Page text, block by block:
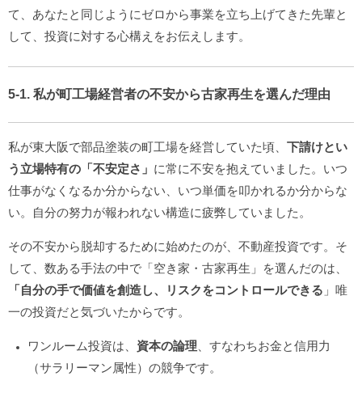
て、あなたと同じようにゼロから事業を立ち上げてきた先輩と
して、投資に対する心構えをお伝えします。
5-1. 私が町工場経営者の不安から古家再生を選んだ理由
私が東大阪で部品塗装の町工場を経営していた頃、 下請けとい
う立場特有の「不安定さ」 に常に不安を抱えていました。いつ
仕事がなくなるか分からない、いつ単価を叩かれるか分からな
い。自分の努力が報われない構造に疲弊していました。
その不安から脱却するために始めたのが、不動産投資です。そ
して、数ある手法の中で「空き家・古家再生」を選んだのは、
「自分の手で価値を創造し、リスクをコントロールできる 」唯
一の投資だと気づいたからです。
ワンルーム投資は、 資本の論理 、すなわちお金と信用力
（サラリーマン属性）の競争です。